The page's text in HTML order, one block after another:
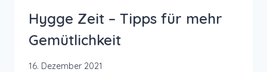
Hygge Zeit – Tipps für mehr
Gemütlichkeit
16. Dezember 2021